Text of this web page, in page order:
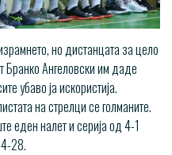
но дистанцата за цело
Бранко Ангеловски им даде
убаво ја искористија.
на стрелци се голманите.
еден налет и серија од 4-1
28.